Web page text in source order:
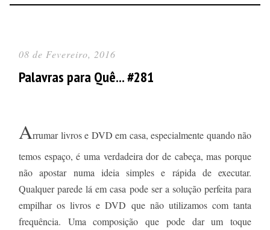
08 de Fevereiro, 2016
Palavras para Quê... #281
Arrumar livros e DVD em casa, especialmente quando não
temos espaço, é uma verdadeira dor de cabeça, mas porque
não apostar numa ideia simples e rápida de executar.
Qualquer parede lá em casa pode ser a solução perfeita para
empilhar os livros e DVD que não utilizamos com tanta
frequência. Uma composição que pode dar um toque